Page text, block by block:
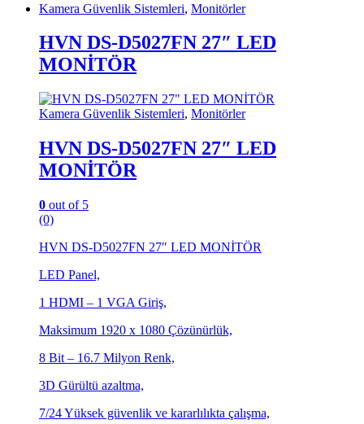
Kamera Güvenlik Sistemleri, Monitörler
HVN DS-D5027FN 27″ LED
MONİTÖR
Kamera Güvenlik Sistemleri, Monitörler
HVN DS-D5027FN 27″ LED
MONİTÖR
0 out of 5
(0)
HVN DS-D5027FN 27″ LED MONİTÖR
LED Panel,
1 HDMI – 1 VGA Giriş,
Maksimum 1920 x 1080 Çözünürlük,
8 Bit – 16.7 Milyon Renk,
3D Gürültü azaltma,
7/24 Yüksek güvenlik ve kararlılıkta çalışma,